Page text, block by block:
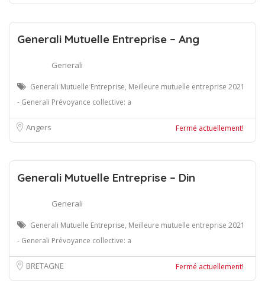
Generali Mutuelle Entreprise – Ang
Generali
Generali Mutuelle Entreprise, Meilleure mutuelle entreprise 2021
- Generali Prévoyance collective: a
Angers Fermé actuellement!
Generali Mutuelle Entreprise – Din
Generali
Generali Mutuelle Entreprise, Meilleure mutuelle entreprise 2021
- Generali Prévoyance collective: a
BRETAGNE Fermé actuellement!